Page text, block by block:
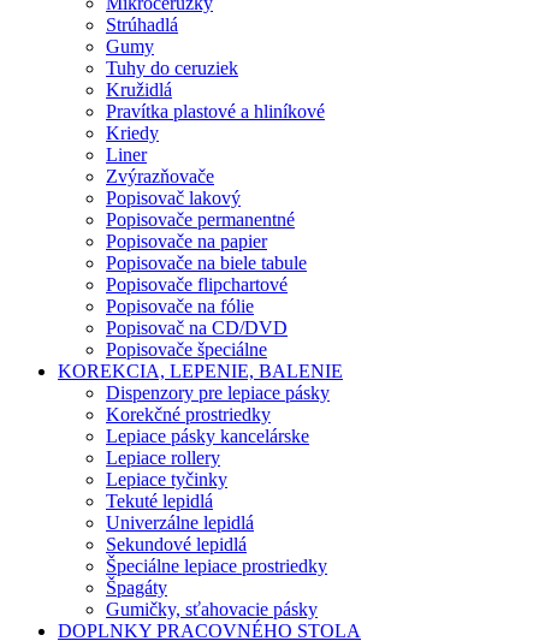
Strúhadlá
Gumy
Tuhy do ceruziek
Kružidlá
Pravítka plastové a hliníkové
Kriedy
Liner
Zvýrazňovače
Popisovač lakový
Popisovače permanentné
Popisovače na papier
Popisovače na biele tabule
Popisovače flipchartové
Popisovače na fólie
Popisovač na CD/DVD
Popisovače špeciálne
KOREKCIA, LEPENIE, BALENIE
Dispenzory pre lepiace pásky
Korekčné prostriedky
Lepiace pásky kancelárske
Lepiace rollery
Lepiace tyčinky
Tekuté lepidlá
Univerzálne lepidlá
Sekundové lepidlá
Špeciálne lepiace prostriedky
Špagáty
Gumičky, sťahovacie pásky
DOPLNKY PRACOVNÉHO STOLA